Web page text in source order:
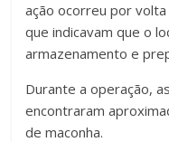
ação ocorreu por
que indicavam que o
armazenamento e
Durante a operação,
encontraram
de maconha.